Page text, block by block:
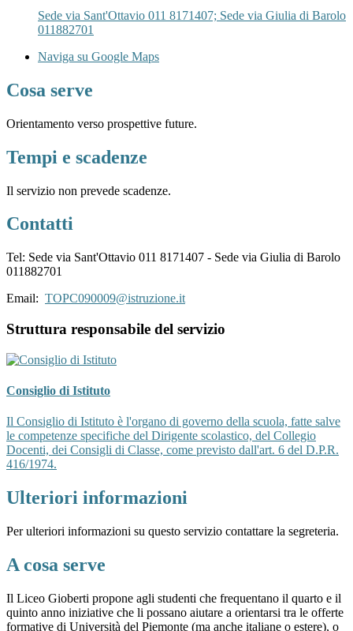
Sede via Sant'Ottavio 011 8171407; Sede via Giulia di Barolo
011882701
Naviga su Google Maps
Cosa serve
Orientamento verso prospettive future.
Tempi e scadenze
Il servizio non prevede scadenze.
Contatti
Tel: Sede via Sant'Ottavio 011 8171407 - Sede via Giulia di Barolo
011882701
Email: TOPC090009@istruzione.it
Struttura responsabile del servizio
Consiglio di Istituto
Il Consiglio di Istituto è l'organo di governo della scuola, fatte salve
le competenze specifiche del Dirigente scolastico, del Collegio
Docenti, dei Consigli di Classe, come previsto dall'art. 6 del D.P.R.
416/1974.
Ulteriori informazioni
Per ulteriori informazioni su questo servizio contattare la segreteria.
A cosa serve
Il Liceo Gioberti propone agli studenti che frequentano il quarto e il
quinto anno iniziative che li possano aiutare a orientarsi tra le offerte
formative di Università del Piemonte (ma anche italiane o estere), o